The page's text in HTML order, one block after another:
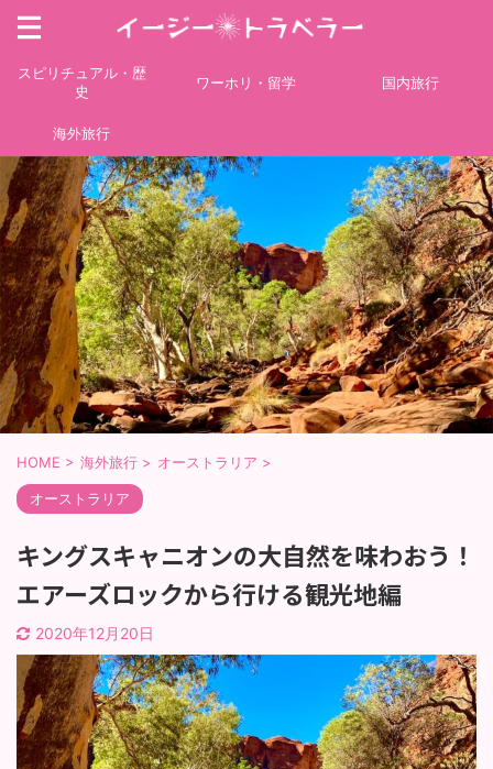
スピリチュアル・歴
史
ワーホリ・留学 国内旅行
海外旅行
HOME > 海外旅行 > オーストラリア >
オーストラリア
キングスキャニオンの大自然を味わおう！
エアーズロックから行ける観光地編
2020年12月20日